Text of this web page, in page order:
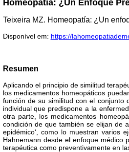
Homeopatía: ¿Un Enfoque
Teixeira MZ. Homeopatía: ¿Un
Disponível em: https://
Resumen
Aplicando el principio de similitud
los medicamentos homeopáticos
función de su similitud con el conjunto
individual que predispone a la
otra parte, los medicamentos
condición de que también se elijan de
epidémico', como lo muestran varios
Hahnemann desde el enfoque médico
terapéutica como preventivamente en